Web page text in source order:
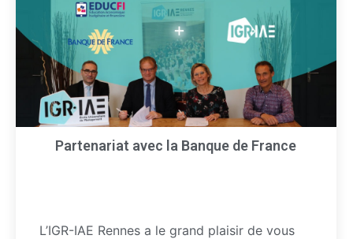
Partenariat avec la Banque de France
L’IGR-IAE Rennes a le grand plaisir de vous